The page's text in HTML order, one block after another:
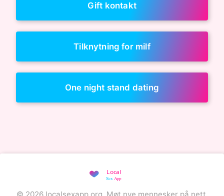
Gift kontakt
Tilknytning for milf
One night stand dating